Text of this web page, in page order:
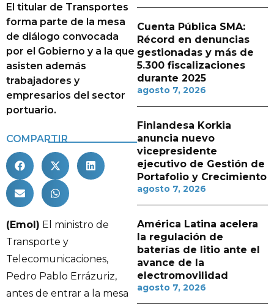
El titular de Transportes
forma parte de la mesa
de diálogo convocada
por el Gobierno y a la que
asisten además
trabajadores y
empresarios del sector
portuario.
COMPARTIR
(Emol) El ministro de
Transporte y
Telecomunicaciones,
Pedro Pablo Errázuriz,
antes de entrar a la mesa
Cuenta Pública SMA:
Récord en denuncias
gestionadas y más de
5.300 fiscalizaciones
durante 2025
agosto 7, 2026
Finlandesa Korkia
anuncia nuevo
vicepresidente
ejecutivo de Gestión de
Portafolio y Crecimiento
agosto 7, 2026
América Latina acelera
la regulación de
baterías de litio ante el
avance de la
electromovilidad
agosto 7, 2026